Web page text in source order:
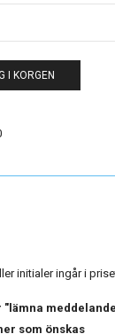
I KORGEN
initialer ingår i
"lämna
som önskas